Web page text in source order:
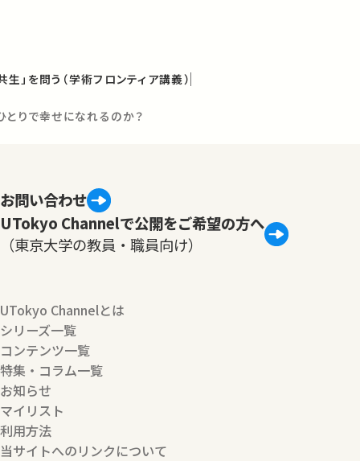
」を問う（学術フロンティア講義）
りで幸せになれるのか？
お問い合わせ
UTokyo Channelで公開をご希望の方へ
（東京大学の教員・職員向け）
UTokyo Channelとは
シリーズ一覧
コンテンツ一覧
特集・コラム一覧
お知らせ
マイリスト
利用方法
当サイトへのリンクについて